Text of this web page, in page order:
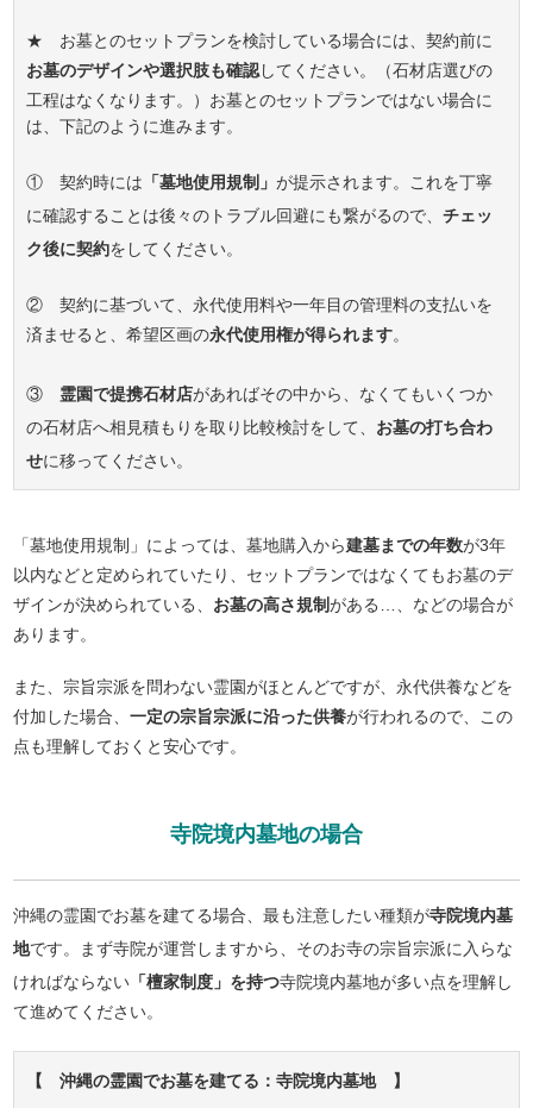
★ お墓とのセットプランを検討している場合には、契約前に
お墓のデザインや選択肢も確認してください。（石材店選びの
工程はなくなります。）お墓とのセットプランではない場合に
は、下記のように進みます。
① 契約時には 「墓地使用規制」が提示されます。これを丁寧
に確認することは後々のトラブル回避にも繋がるので、チェッ
ク後に契約をしてください。
② 契約に基づいて、永代使用料や一年目の管理料の支払いを
済ませると、希望区画の永代使用権が得られます。
③ 霊園で提携石材店があればその中から、なくてもいくつか
の石材店へ相見積もりを取り比較検討をして、 お墓の打ち合わ
せに移ってください。
「墓地使用規制」によっては、墓地購入から建墓までの年数が3年
以内などと定められていたり、セットプランではなくてもお墓のデ
ザインが決められている、 お墓の高さ規制がある…、などの場合が
あります。
また、宗旨宗派を問わない霊園がほとんどですが、永代供養などを
付加した場合、一定の宗旨宗派に沿った供養が行われるので、この
点も理解しておくと安心です。
寺院境内墓地の場合
沖縄の霊園でお墓を建てる場合、最も注意したい種類が寺院境内墓
地です。まず寺院が運営しますから、そのお寺の宗旨宗派に入らな
ければならない 「檀家制度」を持つ寺院境内墓地が多い点を理解し
て進めてください。
【 沖縄の霊園でお墓を建てる：寺院境内墓地 】